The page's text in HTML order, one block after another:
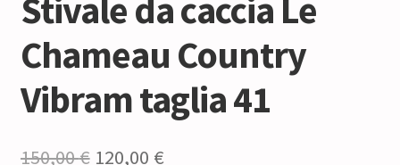
Stivale da caccia Le
Chameau Country
Vibram taglia 41
150,00€ Il
120,00 €Il